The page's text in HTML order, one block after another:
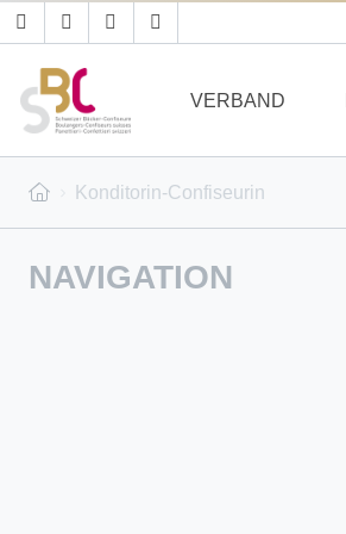
VERBAND
Konditorin-Confiseurin
NAVIGATION